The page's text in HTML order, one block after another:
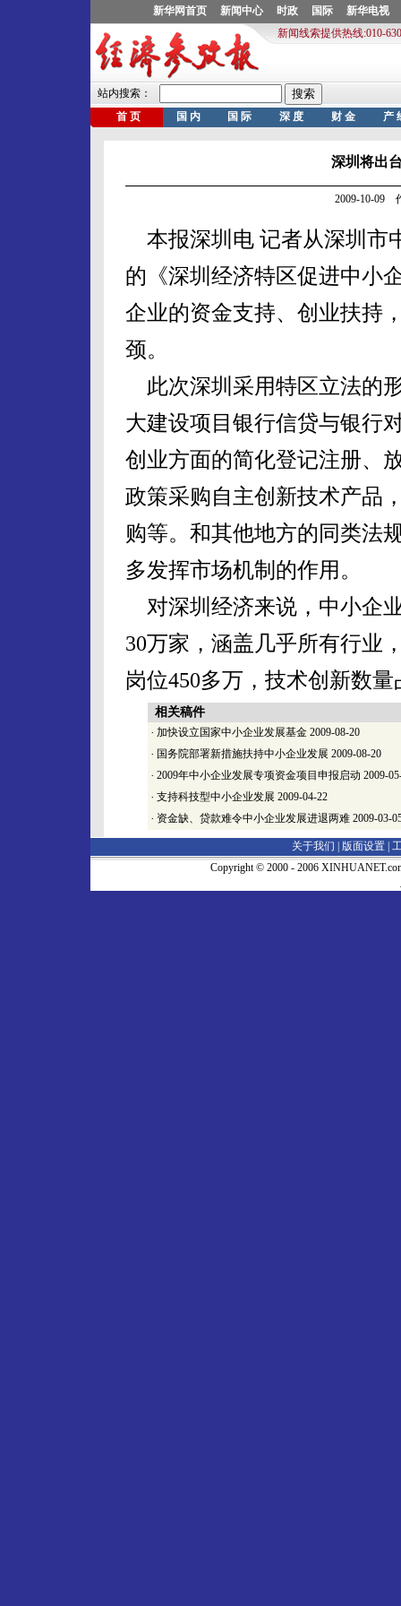
深圳将出
2009-10-09
本报深圳电 记者从深圳市
的《深圳经济特区促进中小
企业的资金支持、创业扶持
颈。
此次深圳采用特区立法的
大建设项目银行信贷与银行
创业方面的简化登记注册、
政策采购自主创新技术产品
购等。和其他地方的同类法
多发挥市场机制的作用。
对深圳经济来说，中小企
30万家，涵盖几乎所有行业
岗位450多万，技术创新数
相关稿件
· 加快设立国家中小企业发展基金 2009-08-20
· 国务院部署新措施扶持中小企业发展 2009-08-20
· 2009年中小企业发展专项资金项目申报启动 2009-
· 支持科技型中小企业发展 2009-04-22
· 资金缺、贷款难令中小企业发展进退两难 2009-03-
关于我们 | 版面设置
Copyright © 2000 - 2006